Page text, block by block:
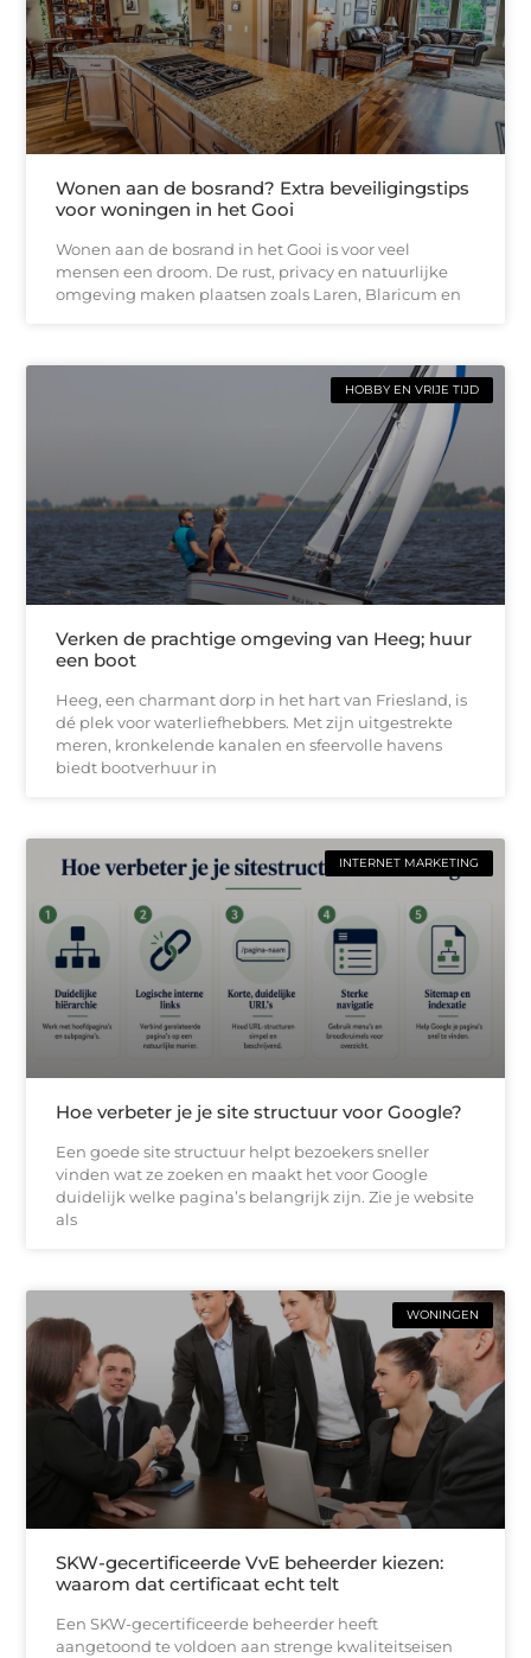
Wonen aan de bosrand? Extra beveiligingstips
voor woningen in het Gooi
Wonen aan de bosrand in het Gooi is voor veel
mensen een droom. De rust, privacy en natuurlijke
omgeving maken plaatsen zoals Laren, Blaricum en
HOBBY EN VRIJE TIJD
Verken de prachtige omgeving van Heeg; huur
een boot
Heeg, een charmant dorp in het hart van Friesland, is
dé plek voor waterliefhebbers. Met zijn uitgestrekte
meren, kronkelende kanalen en sfeervolle havens
biedt bootverhuur in
INTERNET MARKETING
Hoe verbeter je je site structuur voor Google?
Een goede site structuur helpt bezoekers sneller
vinden wat ze zoeken en maakt het voor Google
duidelijk welke pagina’s belangrijk zijn. Zie je website
als
WONINGEN
SKW-gecertificeerde VvE beheerder kiezen:
waarom dat certificaat echt telt
Een SKW-gecertificeerde beheerder heeft
aangetoond te voldoen aan strenge kwaliteitseisen